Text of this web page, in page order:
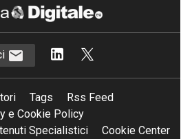
Tags
Rss Feed
e Cookie Policy
Specialistici
Cookie Center